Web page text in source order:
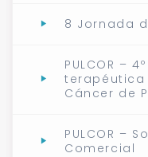
8 Jornada
PULCOR –
terapéutica
Cáncer de
PULCOR –
Comercial